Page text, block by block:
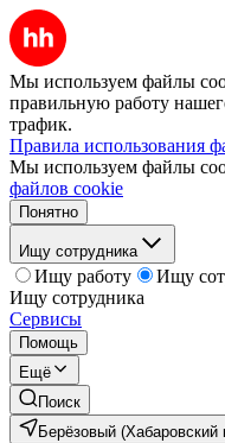
Мы используем файлы
правильную работу
трафик.
Правила использования
Мы используем файлы
файлов cookie
Понятно
Ищу сотрудника
Ищу работу
Ищу
Ищу сотрудника
Сервисы
Помощь
Ещё
Поиск
Берёзовый (Хабаровский